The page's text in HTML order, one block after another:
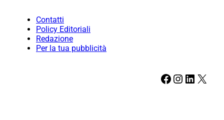
Contatti
Policy Editoriali
Redazione
Per la tua pubblicità
Facebook Instagram LinkedIn X